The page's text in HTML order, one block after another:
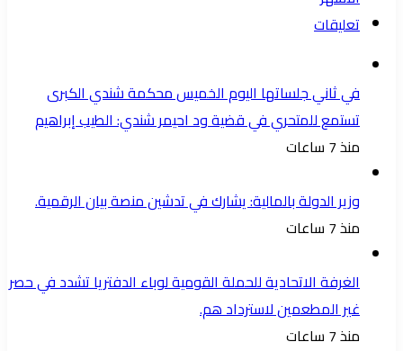
تعليقات
في ثاني جلساتها اليوم الخميس محكمة شندي الكبرى
تستمع للمتحري في قضية ود احيمر شندي: الطيب إبراهيم
منذ 7 ساعات
وزير الدولة بالمالية: يشارك في تدشين منصة بيان الرقمية.
منذ 7 ساعات
الغرفة الاتحادية للحملة القومية لوباء الدفتريا تشدد في حصر
غير المطعمين لاسترداد هم.
منذ 7 ساعات